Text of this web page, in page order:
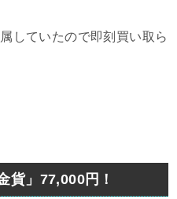
していたので即刻買い取ら
貨」77,000円！